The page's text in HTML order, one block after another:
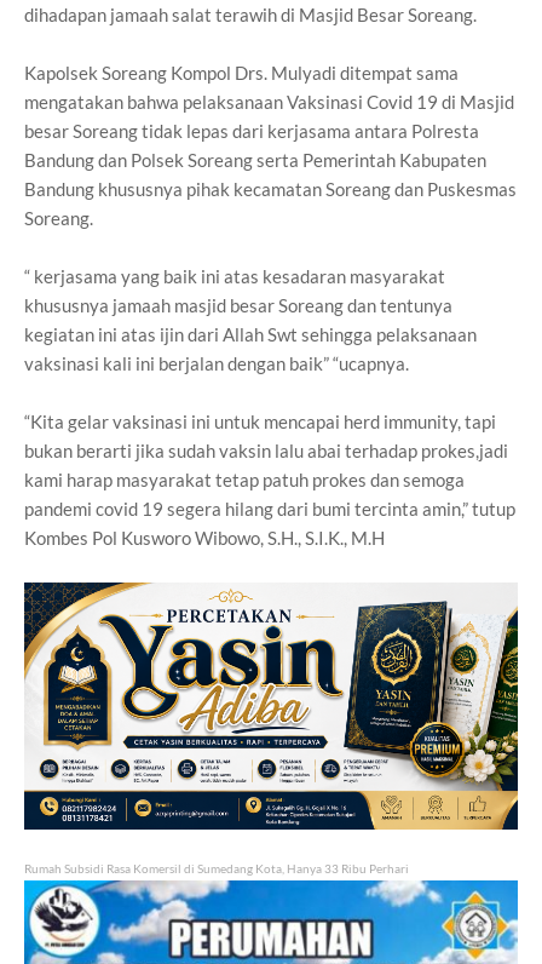
dihadapan jamaah salat terawih di Masjid Besar Soreang.
Kapolsek Soreang Kompol Drs. Mulyadi ditempat sama
mengatakan bahwa pelaksanaan Vaksinasi Covid 19 di Masjid
besar Soreang tidak lepas dari kerjasama antara Polresta
Bandung dan Polsek Soreang serta Pemerintah Kabupaten
Bandung khususnya pihak kecamatan Soreang dan Puskesmas
Soreang.
“ kerjasama yang baik ini atas kesadaran masyarakat
khususnya jamaah masjid besar Soreang dan tentunya
kegiatan ini atas ijin dari Allah Swt sehingga pelaksanaan
vaksinasi kali ini berjalan dengan baik” “ucapnya.
“Kita gelar vaksinasi ini untuk mencapai herd immunity, tapi
bukan berarti jika sudah vaksin lalu abai terhadap prokes,jadi
kami harap masyarakat tetap patuh prokes dan semoga
pandemi covid 19 segera hilang dari bumi tercinta amin,” tutup
Kombes Pol Kusworo Wibowo, S.H., S.I.K., M.H
Rumah Subsidi Rasa Komersil di Sumedang Kota, Hanya 33 Ribu Perhari